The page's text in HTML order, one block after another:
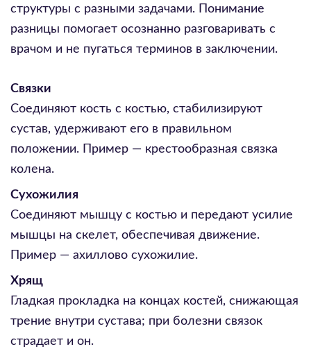
структуры с разными задачами. Понимание
разницы помогает осознанно разговаривать с
врачом и не пугаться терминов в заключении.
Связки
Соединяют кость с костью, стабилизируют
сустав, удерживают его в правильном
положении. Пример — крестообразная связка
колена.
Сухожилия
Соединяют мышцу с костью и передают усилие
мышцы на скелет, обеспечивая движение.
Пример — ахиллово сухожилие.
Хрящ
Гладкая прокладка на концах костей, снижающая
трение внутри сустава; при болезни связок
страдает и он.